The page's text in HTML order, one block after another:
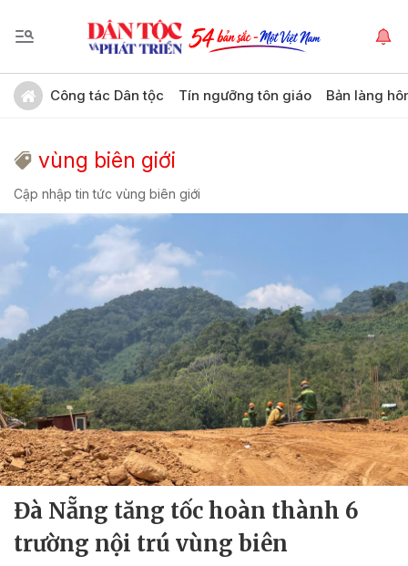
Công tác Dân tộc Tín ngưỡng tôn giáo Bản làng
vùng biên giới
Cập nhập tin tức vùng biên giới
Đà Nẵng tăng tốc hoàn thành 6
trường nội trú vùng biên